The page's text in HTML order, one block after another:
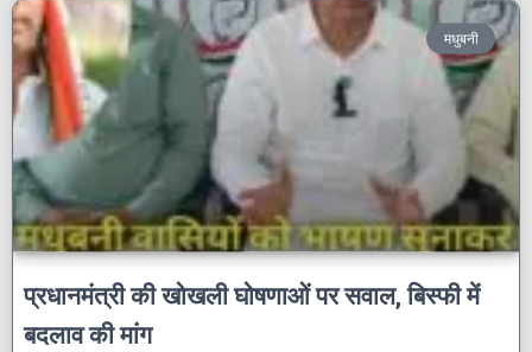
मधुबनी
प्रधानमंत्री की खोखली घोषणाओं पर सवाल, बिस्फी में
बदलाव की मांग